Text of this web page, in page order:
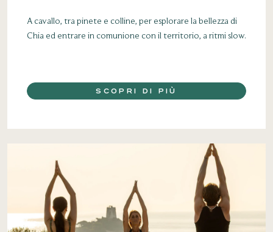
A cavallo, tra pinete e colline, per esplorare la bellezza di
Chia ed entrare in comunione con il territorio, a ritmi slow.
SCOPRI DI PIÙ